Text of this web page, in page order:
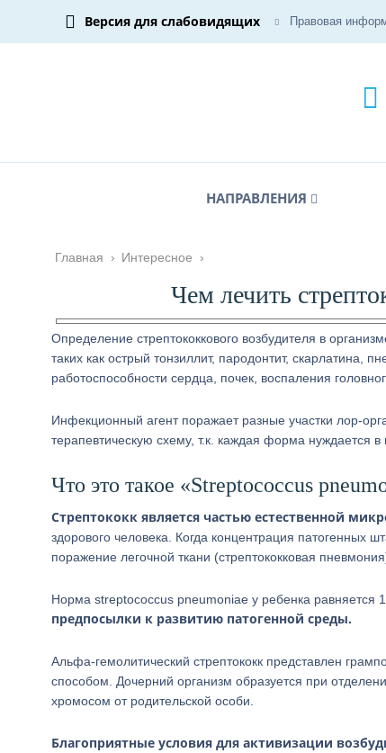
Версия для слабовидящих Правовая
НАПРАВЛЕНИЯ
Главная › Интересное ›
Чем лечить
Определение стрептококкового возбудителя в
таких как острый тонзиллит, пародонтит, скарлатина,
работоспособности сердца, почек, воспаления
Инфекционный агент поражает разные участки лор-
терапевтическую схему, т.к. каждая форма нуждается
Что это такое «Streptococcus
Стрептококк является частью естественной
здорового человека. Когда концентрация
поражение легочной ткани (стрептококковая
Норма streptococcus pneumoniae у ребенка равняется
предпосылки к развитию патогенной среды.
Альфа-гемолитический стрептококк представлен
способом. Дочерний организм образуется при
хромосом от родительской особи.
Благоприятные условия для активизации